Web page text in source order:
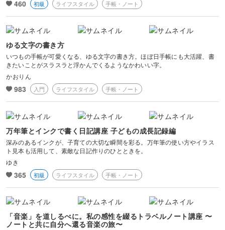
460 初級 ライフスタイル 手帳・ノート
ゆる文字の書き方
いつもの手帳が可愛くなる、ゆる文字の書き方。ほぼ日手帳にも大活躍、書
きたいことがスラスラと浮かんでくるようなかわいい字。
かおりん
983 入門 ライフスタイル 手帳・ノート
万年筆とインクで書く日記講座 子どもの成長記録編
深みのあるインクが、子育ての大切な瞬間を彩る。万年筆の使い方やイラス
ト見本も活用して、素敵な日記作りのひとときを。
ゆき
365 初級 ライフスタイル 手帳・ノート
「音楽」を道しるべに。私の感性を綴るトラベルノート講座 〜
ノートと共に自分へ還る音楽の旅〜